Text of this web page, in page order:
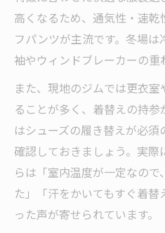
高くなるため、通気性・速
フパンツが主流です。冬場
袖やウィンドブレーカーの重
また、現地のジムでは更衣
ることが多く、着替えの持参
はシューズの履き替えが必
確認しておきましょう。実
らは「室内温度が一定なの
た」「汗をかいてもすぐ着
った声が寄せられています。